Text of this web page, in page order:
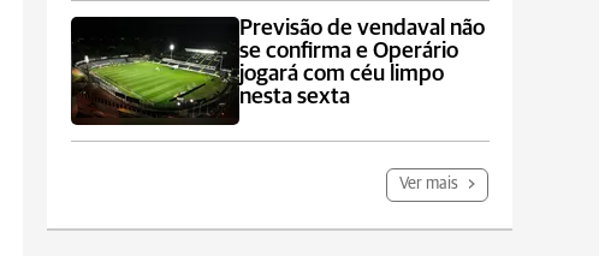
Previsão de vendaval não
se confirma e Operário
jogará com céu limpo
nesta sexta
Ver mais